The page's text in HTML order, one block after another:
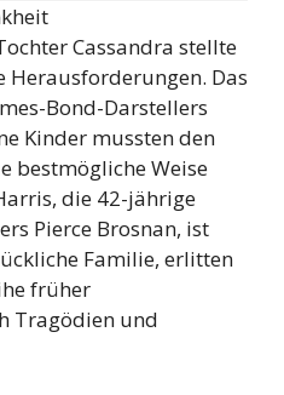
Cassandra stellte
Herausforderungen. Das
Bond-Darstellers
Kinder mussten den
bestmögliche Weise
die 42-jährige
Pierce Brosnan, ist
Familie, erlitten
früher
Tragödien und